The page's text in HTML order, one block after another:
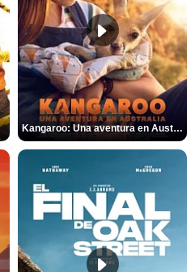
Kangaroo: Una aventura en Australia Tráiler